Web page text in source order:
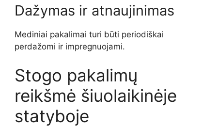
Dažymas ir atnaujinimas
Mediniai pakalimai turi būti periodiškai
perdažomi ir impregnuojami.
Stogo pakalimų
reikšmė šiuolaikinėje
statyboje